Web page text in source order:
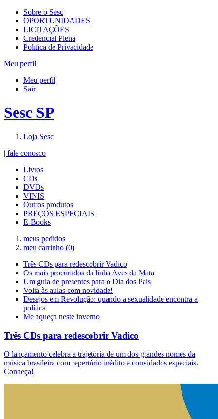
Sobre o Sesc
OPORTUNIDADES
LICITAÇÕES
Credencial Plena
Política de Privacidade
Meu perfil
Meu perfil
Sair
Sesc SP
Loja Sesc
| fale conosco
Livros
CDs
DVDs
VINIS
Outros produtos
PREÇOS ESPECIAIS
E-Books
meus pedidos
meu carrinho (0)
Três CDs para redescobrir Vadico
Os mais procurados da linha Aves da Mata
Um guia de presentes para o Dia dos Pais
Volta às aulas com novidade!
Desejos em Revolução: quando a sexualidade encontra a
política
Me aqueça neste inverno
Três CDs para redescobrir Vadico
O lançamento celebra a trajetória de um dos grandes nomes da
música brasileira com repertório inédito e convidados especiais.
Conheça!